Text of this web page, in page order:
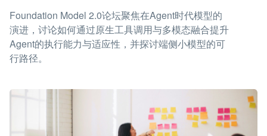
Foundation Model 2.0论坛聚焦在Agent时代模型的
演进，讨论如何通过原生工具调用与多模态融合提升
Agent的执行能力与适应性，并探讨端侧小模型的可
行路径。